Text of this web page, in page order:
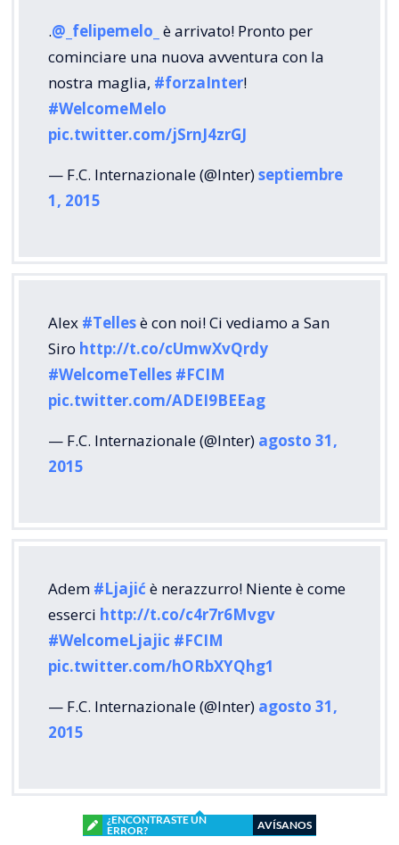
.@_felipemelo_ è arrivato! Pronto per
cominciare una nuova avventura con la
nostra maglia, #forzaInter!
#WelcomeMelo
pic.twitter.com/jSrnJ4zrGJ
— F.C. Internazionale (@Inter)septiembre
1, 2015
Alex #Tellesè con noi! Ci vediamo a San
Siro http://t.co/cUmwXvQrdy
#WelcomeTelles #FCIM
pic.twitter.com/ADEI9BEEag
— F.C. Internazionale (@Inter) agosto 31,
2015
Adem #Ljajić è nerazzurro! Niente è come
esserci http://t.co/c4r7r6Mvgv
#WelcomeLjajic #FCIM
pic.twitter.com/hORbXYQhg1
— F.C. Internazionale (@Inter) agosto 31,
2015
¿ENCONTRASTE UN
ERROR?
AVÍSANOS